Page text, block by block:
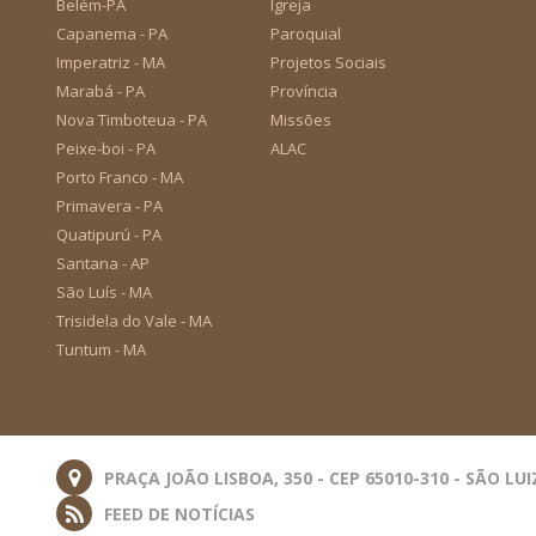
Igreja
Paroquial
Projetos Sociais
Província
Missões
ALAC
Belém-PA
Capanema - PA
Imperatriz - MA
Marabá - PA
Nova Timboteua - PA
Peixe-boi - PA
Porto Franco - MA
Primavera - PA
Quatipurú - PA
Santana - AP
São Luís - MA
Trisidela do Vale - MA
Tuntum - MA
PRAÇA JOÃO LISBOA, 350 - CEP 65010-310 - SÃO
FEED DE NOTÍCIAS